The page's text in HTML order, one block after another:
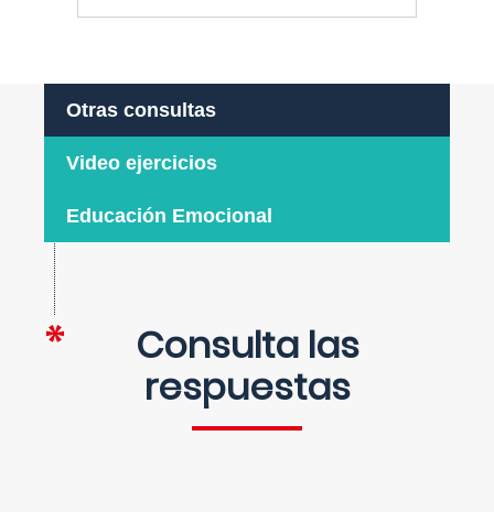
Otras consultas
Video ejercicios
Educación Emocional
Consulta las
respuestas